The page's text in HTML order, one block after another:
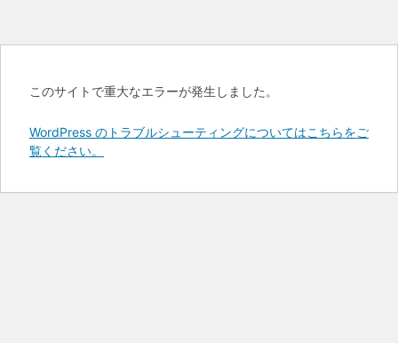
このサイトで重大なエラーが発生しました。
WordPress のトラブルシューティングについてはこちらをご
覧ください。